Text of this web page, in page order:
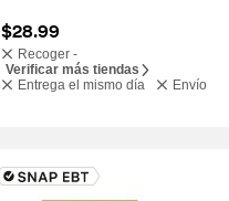
$28.99
Recoger -
Verificar más tiendas
Entrega el mismo día
Envío